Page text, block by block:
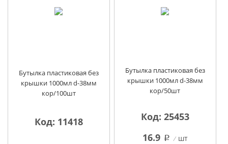
Бутылка пластиковая без
крышки 1000мл d-38мм
кор/100шт
Код: 11418
Бутылка пластиковая без
крышки 1000мл d-38мм
кор/50шт
Код: 25453
16.9 q шт